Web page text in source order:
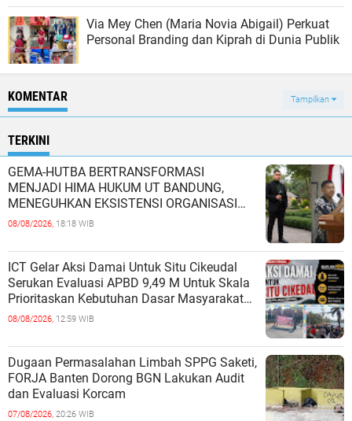
Via Mey Chen (Maria Novia Abigail) Perkuat
Personal Branding dan Kiprah di Dunia Publik
KOMENTAR Tampilkan
TERKINI
GEMA-HUTBA BERTRANSFORMASI
MENJADI HIMA HUKUM UT BANDUNG,
MENEGUHKAN EKSISTENSI ORGANISASI
MAHASISWA HUKUM UNIVERSITAS
08/08/2026, 18:18 WIB
ICT Gelar Aksi Damai Untuk Situ Cikeudal
Serukan Evaluasi APBD 9,49 M Untuk Skala
Prioritaskan Kebutuhan Dasar Masyarakat
Belum Saat nya Butuh Kawasa
08/08/2026, 12:59 WIB
Dugaan Permasalahan Limbah SPPG Saketi,
FORJA Banten Dorong BGN Lakukan Audit
dan Evaluasi Korcam
07/08/2026, 20:26 WIB